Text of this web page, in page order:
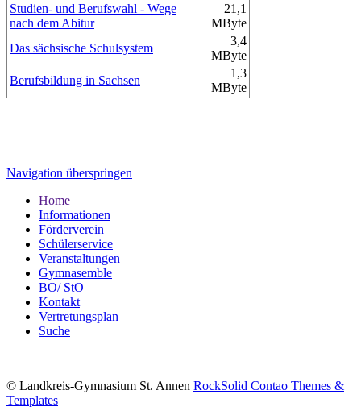
Studien- und Berufswahl - Wege
nach dem Abitur
21,1
MByte
Das sächsische Schulsystem
3,4
MByte
Berufsbildung in Sachsen
1,3
MByte
Navigation überspringen
Home
Informationen
Förderverein
Schülerservice
Veranstaltungen
Gymnasemble
BO/ StO
Kontakt
Vertretungsplan
Suche
© Landkreis-Gymnasium St. Annen RockSolid Contao Themes &
Templates